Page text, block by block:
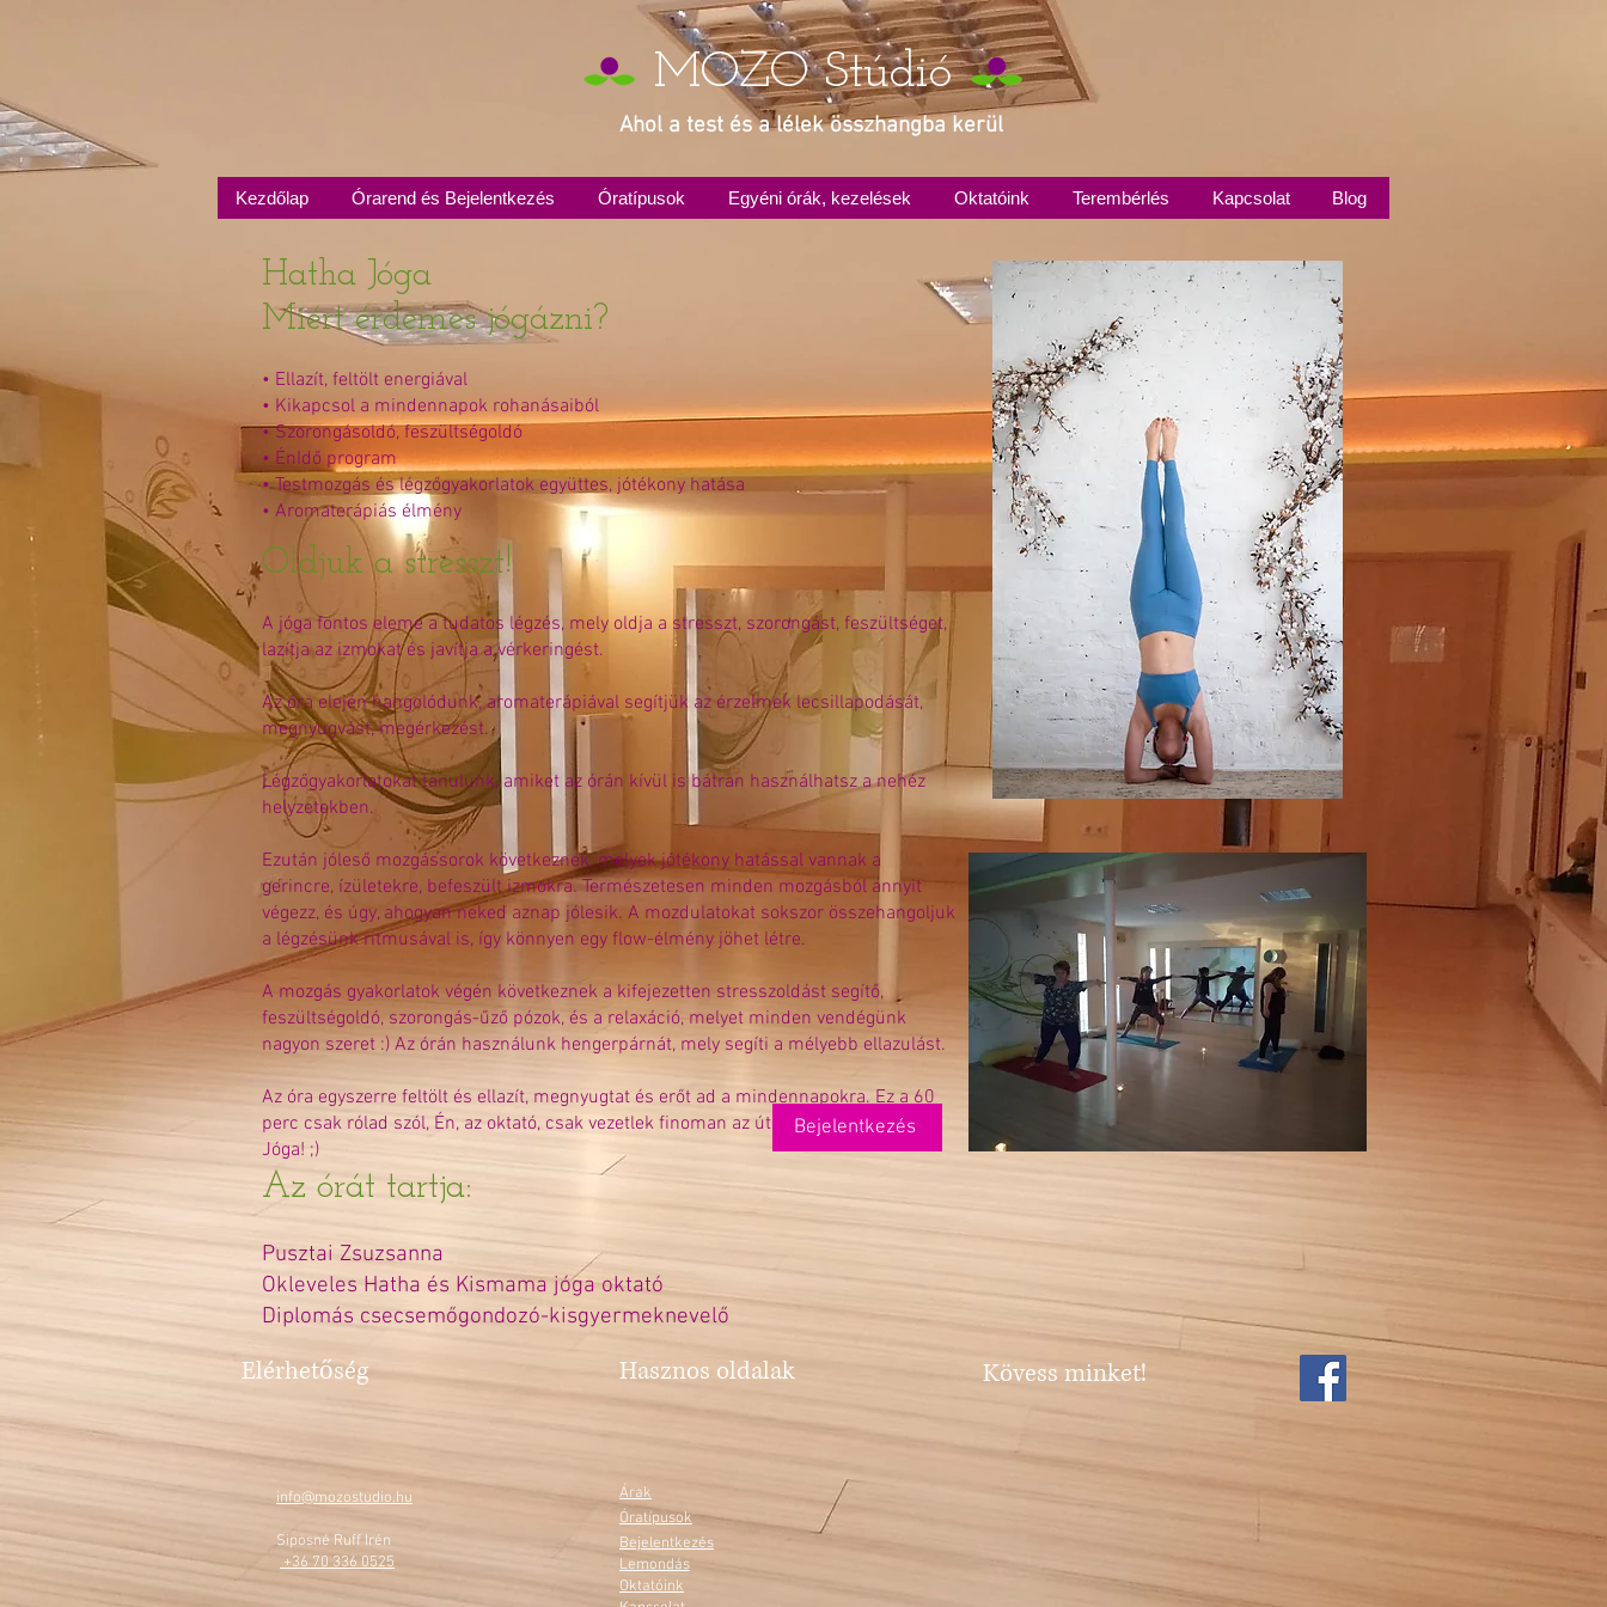
MOZO Stúdió
Ahol a test és a lélek összhangba kerül
Kezdőlap Órarend és Bejelentkezés Óratípusok Egyéni órák, kezelések Oktatóink Terembérlés Kapcsolat Blog
Hatha Jóga
Miért érdemes jógázni?
• Ellazít, feltölt energiával
• Kikapcsol a mindennapok rohanásaiból
• Szorongásoldó, feszültségoldó
• ÉnIdő program
• Testmozgás és légzőgyakorlatok együttes, jótékony hatása
• Aromaterápiás élmény
Oldjuk a stresszt!
A jóga fontos eleme a tudatos légzés, mely oldja a stresszt, szorongást, feszültséget,
lazítja az izmokat és javítja a vérkeringést.
Az óra elején hangolódunk,aromaterápiával segítjük az érzelmek lecsillapodását,
megnyugvást, megérkezést.
Légzőgyakorlatokat tanulunk, amiket az órán kívül is bátran használhatsz a nehéz
helyzetekben.
Ezután jóleső mozgássorok következnek, melyek jótékony hatással vannak a
gerincre, ízületekre, befeszült izmokra. Természetesen minden mozgásból annyit
végezz, és úgy, ahogyan neked aznap jólesik. A mozdulatokat sokszor összehangoljuk
a légzésünk ritmusával is, így könnyen egy flow-élmény jöhet létre.
A mozgás gyakorlatok végén következnek a kifejezetten stresszoldást segítő,
feszültségoldó, szorongás-űző pózok, és a relaxáció, melyet minden vendégünk
nagyon szeret :) Az órán használunk hengerpárnát, mely segíti a mélyebb ellazulást.
Az óra egyszerre feltölt és ellazít, megnyugtat és erőt ad a mindennapokra. Ez a 60
perc csak rólad szól, Én, az oktató, csak vezetlek finoman az úton. Ha Én-Idő, akkor
Jóga! ;)
Az órát tartja:
Pusztai Zsuzsanna
Okleveles Hatha és Kismama jóga oktató
Diplomás csecsemőgondozó-kisgyermeknevelő
Bejelentkezés
Elérhetőség Hasznos oldalak Kövess minket!
info@mozostudio.hu
Siposné Ruff Irén
+36 70 336 0525
Árak
Óratípusok
Bejelentkezés
Lemondás
Oktatóink